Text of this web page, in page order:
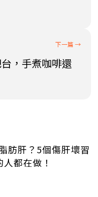
，手煮咖啡還
肪肝？5個傷肝壞習
都在做！